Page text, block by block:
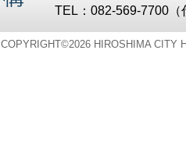
TEL：082-569-7700
COPYRIGHT©2026 HIROSHIMA CITY